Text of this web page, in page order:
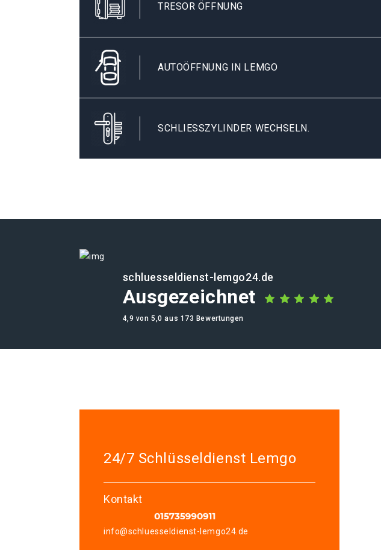
TRESOR ÖFFNUNG
AUTOÖFFNUNG IN LEMGO
SCHLIESSZYLINDER WECHSELN.
schluesseldienst-lemgo24.de
Ausgezeichnet
4,9 von 5,0 aus 173 Bewertungen
24/7 Schlüsseldienst Lemgo
Kontakt
info@schluesseldienst-lemgo24.de